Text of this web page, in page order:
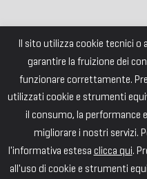
Il sito utilizza cookie tecnici
garantire la fruizione dei
funzionare correttamente.
utilizzati cookie e strumenti
il consumo, la performance
migliorare i nostri servizi.
l'informativa estesa clicca qui.
all'uso di cookie e strumenti